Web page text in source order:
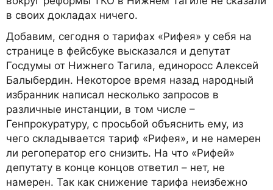
в своих докладах ничего.
Добавим, сегодня о тарифах «Рифея» у себя на
странице в фейсбуке высказался и депутат
Госдумы от Нижнего Тагила, единоросс Алексей
Балыбердин. Некоторое время назад народный
избранник написал несколько запросов в
различные инстанции, в том числе –
Генпрокуратуру, с просьбой объяснить ему, из
чего складывается тариф «Рифея», и не намерен
ли регоператор его снизить. На что «Рифей»
депутату в конце концов ответил – нет, не
намерен. Так как снижение тарифа неизбежно